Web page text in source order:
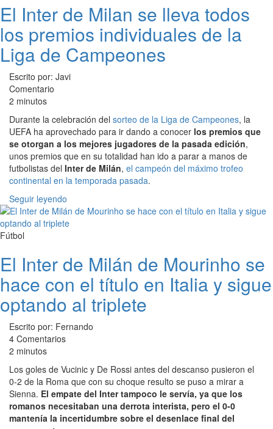
El Inter de Milan se lleva todos
los premios individuales de la
Liga de Campeones
Escrito por: Javi
Comentario
2 minutos
Durante la celebración del sorteo de la Liga de Campeones, la
UEFA ha aprovechado para ir dando a conocer los premios que
se otorgan a los mejores jugadores de la pasada edición,
unos premios que en su totalidad han ido a parar a manos de
futbolistas del Inter de Milán, el campeón del máximo trofeo
continental en la temporada pasada.
Seguir leyendo
Fútbol
El Inter de Milán de Mourinho se
hace con el título en Italia y sigue
optando al triplete
Escrito por: Fernando
4 Comentarios
2 minutos
Los goles de Vucinic y De Rossi antes del descanso pusieron el
0-2 de la Roma que con su choque resulto se puso a mirar a
Sienna. El empate del Inter tampoco le servía, ya que los
romanos necesitaban una derrota interista, pero el 0-0
mantenía la incertidumbre sobre el desenlace final del